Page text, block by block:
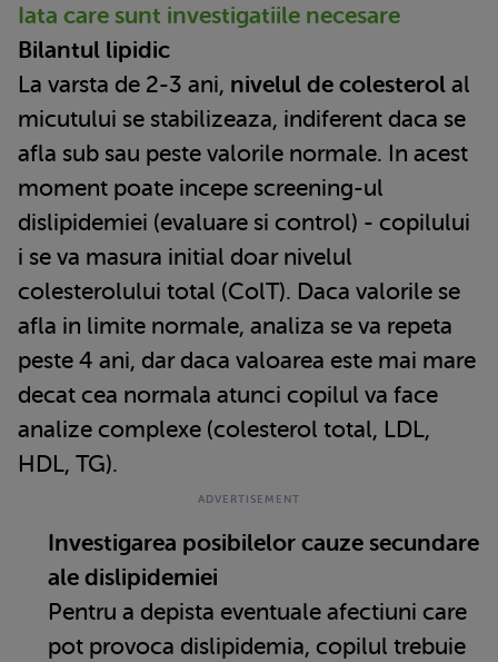
Iata care sunt investigatiile necesare
Bilantul lipidic
La varsta de 2-3 ani, nivelul de colesterol al
micutului se stabilizeaza, indiferent daca se
afla sub sau peste valorile normale. In acest
moment poate incepe screening-ul
dislipidemiei (evaluare si control) - copilului
i se va masura initial doar nivelul
colesterolului total (ColT). Daca valorile se
afla in limite normale, analiza se va repeta
peste 4 ani, dar daca valoarea este mai mare
decat cea normala atunci copilul va face
analize complexe (colesterol total, LDL,
HDL, TG).
Investigarea posibilelor cauze secundare
ale dislipidemiei
Pentru a depista eventuale afectiuni care
pot provoca dislipidemia, copilul trebuie